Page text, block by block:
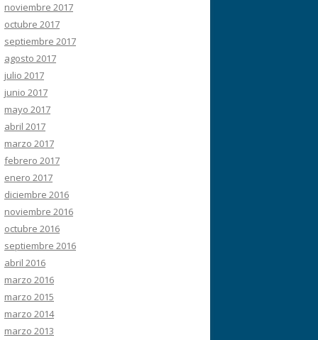
noviembre 2017
octubre 2017
septiembre 2017
agosto 2017
julio 2017
junio 2017
mayo 2017
abril 2017
marzo 2017
febrero 2017
enero 2017
diciembre 2016
noviembre 2016
octubre 2016
septiembre 2016
abril 2016
marzo 2016
marzo 2015
marzo 2014
marzo 2013